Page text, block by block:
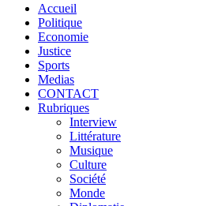
Accueil
Politique
Economie
Justice
Sports
Medias
CONTACT
Rubriques
Interview
Littérature
Musique
Culture
Société
Monde